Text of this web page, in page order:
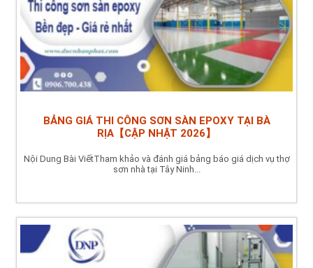
BẢNG GIÁ THI CÔNG SƠN SÀN EPOXY TẠI BÀ
RỊA【CẬP NHẬT 2026】
Nội Dung Bài ViếtTham khảo và đánh giá bảng báo giá dịch vụ thợ
sơn nhà tại Tây Ninh...